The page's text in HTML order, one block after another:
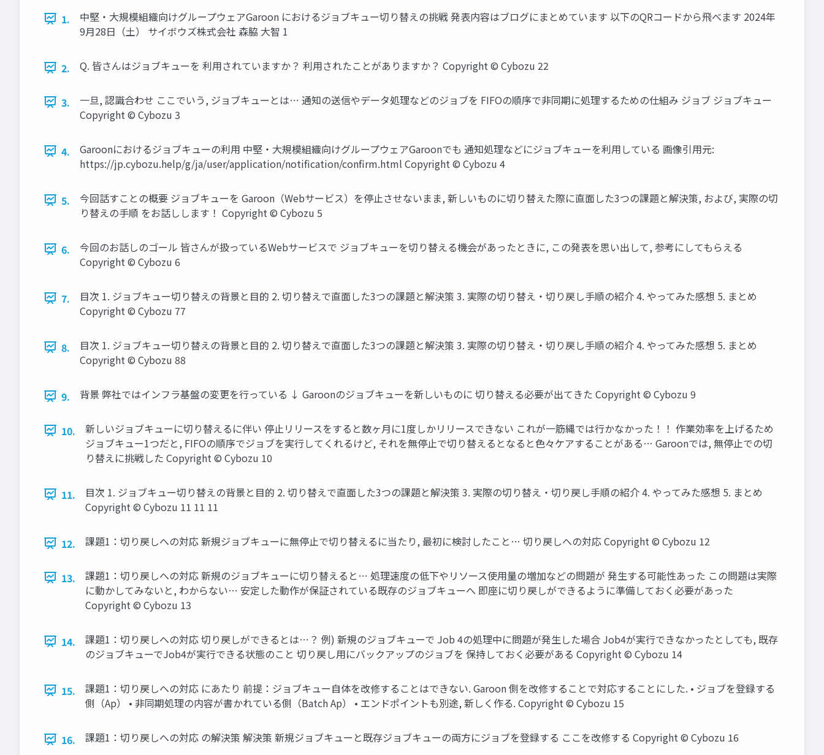
1.
中堅・大規模組織向けグループウェアGaroon におけるジョブキュー切り替えの挑戦 発表内容はブログにまとめています 以下のQRコードから飛べます 2024年
9月28日（土） サイボウズ株式会社 森脇 大智 1
2. Q. 皆さんはジョブキューを 利用されていますか？ 利用されたことがありますか？ Copyright © Cybozu 22
3.
一旦, 認識合わせ ここでいう, ジョブキューとは… 通知の送信やデータ処理などのジョブを FIFOの順序で非同期に処理するための仕組み ジョブ ジョブキュー
Copyright © Cybozu 3
4.
Garoonにおけるジョブキューの利用 中堅・大規模組織向けグループウェアGaroonでも 通知処理などにジョブキューを利用している 画像引用元:
https://jp.cybozu.help/g/ja/user/application/notification/confirm.html Copyright © Cybozu 4
5.
今回話すことの概要 ジョブキューを Garoon（Webサービス）を停止させないまま, 新しいものに切り替えた際に直面した3つの課題と解決策, および, 実際の切
り替えの手順 をお話しします！ Copyright © Cybozu 5
6.
今回のお話しのゴール 皆さんが扱っているWebサービスで ジョブキューを切り替える機会があったときに, この発表を思い出して, 参考にしてもらえる
Copyright © Cybozu 6
7.
目次 1. ジョブキュー切り替えの背景と目的 2. 切り替えで直面した3つの課題と解決策 3. 実際の切り替え・切り戻し手順の紹介 4. やってみた感想 5. まとめ
Copyright © Cybozu 77
8.
目次 1. ジョブキュー切り替えの背景と目的 2. 切り替えで直面した3つの課題と解決策 3. 実際の切り替え・切り戻し手順の紹介 4. やってみた感想 5. まとめ
Copyright © Cybozu 88
9. 背景 弊社ではインフラ基盤の変更を行っている ↓ Garoonのジョブキューを新しいものに 切り替える必要が出てきた Copyright © Cybozu 9
10.
新しいジョブキューに切り替えるに伴い 停止リリースをすると数ヶ月に1度しかリリースできない これが一筋縄では行かなかった！！ 作業効率を上げるため
ジョブキュー1つだと, FIFOの順序でジョブを実行してくれるけど, それを無停止で切り替えるとなると色々ケアすることがある… Garoonでは, 無停止での切
り替えに挑戦した Copyright © Cybozu 10
11.
目次 1. ジョブキュー切り替えの背景と目的 2. 切り替えで直面した3つの課題と解決策 3. 実際の切り替え・切り戻し手順の紹介 4. やってみた感想 5. まとめ
Copyright © Cybozu 11 11 11
12. 課題1：切り戻しへの対応 新規ジョブキューに無停止で切り替えるに当たり, 最初に検討したこと… 切り戻しへの対応 Copyright © Cybozu 12
13.
課題1：切り戻しへの対応 新規のジョブキューに切り替えると… 処理速度の低下やリソース使用量の増加などの問題が 発生する可能性あった この問題は実際
に動かしてみないと, わからない… 安定した動作が保証されている既存のジョブキューへ 即座に切り戻しができるように準備しておく必要があった
Copyright © Cybozu 13
14.
課題1：切り戻しへの対応 切り戻しができるとは…？ 例) 新規のジョブキューで Job 4の処理中に問題が発生した場合 Job4が実行できなかったとしても, 既存
のジョブキューでJob4が実行できる状態のこと 切り戻し用にバックアップのジョブを 保持しておく必要がある Copyright © Cybozu 14
15.
課題1：切り戻しへの対応 にあたり 前提：ジョブキュー自体を改修することはできない. Garoon 側を改修することで対応することにした. • ジョブを登録する
側（Ap） • 非同期処理の内容が書かれている側（Batch Ap） • エンドポイントも別途, 新しく作る. Copyright © Cybozu 15
16. 課題1：切り戻しへの対応 の解決策 解決策 新規ジョブキューと既存ジョブキューの両方にジョブを登録する ここを改修する Copyright © Cybozu 16